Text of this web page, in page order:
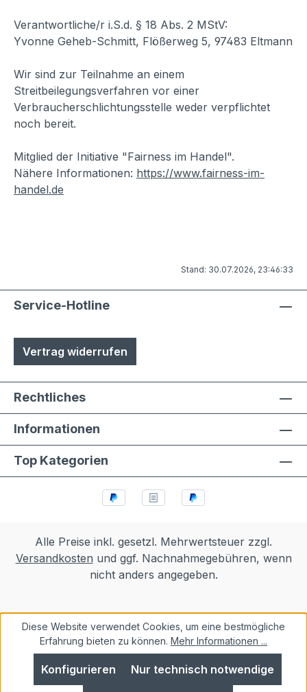
Verantwortliche/r i.S.d. § 18 Abs. 2 MStV:
Yvonne Geheb-Schmitt, Flößerweg 5, 97483 Eltmann
Wir sind zur Teilnahme an einem
Streitbeilegungsverfahren vor einer
Verbraucherschlichtungsstelle weder verpflichtet
noch bereit.
Mitglied der Initiative "Fairness im Handel".
Nähere Informationen: https://www.fairness-im-
handel.de
Stand: 30.07.2026, 23:46:33
Service-Hotline
Vertrag widerrufen
Rechtliches
Informationen
Top Kategorien
Alle Preise inkl. gesetzl. Mehrwertsteuer zzgl.
Versandkosten und ggf. Nachnahmegebühren, wenn
nicht anders angegeben.
Diese Website verwendet Cookies, um eine bestmögliche
Erfahrung bieten zu können. Mehr Informationen ...
Nur technisch notwendige
Konfigurieren